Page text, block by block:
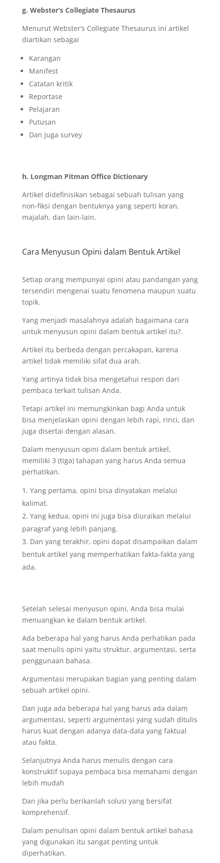
g. Webster’s Collegiate Thesaurus
Menurut Webster’s Collegiate Thesaurus ini artikel
diartikan sebagai
Karangan
Manifest
Catatan kritik
Reportase
Pelajaran
Putusan
Dan juga survey
h. Longman Pitman Office Dictionary
Artikel didefinisikan sebagai sebuah tulisan yang
non-fiksi dengan bentuknya yang seperti koran,
majalah, dan lain-lain.
Cara Menyusun Opini dalam Bentuk Artikel
Setiap orang mempunyai opini atau pandangan yang
tersendiri mengenai suatu fenomena maupun suatu
topik.
Yang menjadi masalahnya adalah bagaimana cara
untuk menyusun opini dalam bentuk artikel itu?.
Artikel itu berbeda dengan percakapan, karena
artikel tidak memiliki sifat dua arah.
Yang artinya tidak bisa mengetahui respon dari
pembaca terkait tulisan Anda.
Tetapi artikel ini memungkinkan bagi Anda untuk
bisa menjelaskan opini dengan lebih rapi, rinci, dan
juga disertai dengan alasan.
Dalam menyusun opini dalam bentuk artikel,
memiliki 3 (tiga) tahapan yang harus Anda semua
perhatikan.
Yang pertama, opini bisa dinyatakan melalui
kalimat.
Yang kedua, opini ini juga bisa diuraikan melalui
paragraf yang lebih panjang.
Dan yang terakhir, opini dapat disampaikan dalam
bentuk artikel yang memperhatikan fakta-fakta yang
ada.
Setelah selesai menyusun opini, Anda bisa mulai
menuangkan ke dalam bentuk artikel.
Ada beberapa hal yang harus Anda perhatikan pada
saat menulis opini yaitu struktur, argumentasi, serta
penggunaan bahasa.
Argumentasi merupakan bagian yang penting dalam
sebuah artikel opini.
Dan juga ada beberapa hal yang harus ada dalam
argumentasi, seperti argumentasi yang sudah ditulis
harus kuat dengan adanya data-data yang faktual
atau fakta.
Selanjutnya Anda harus menulis dengan cara
konstruktif supaya pembaca bisa memahami dengan
lebih mudah
Dan jika perlu berikanlah solusi yang bersifat
komprehensif.
Dalam penulisan opini dalam bentuk artikel bahasa
yang digunakan itu sangat penting untuk
diperhatikan.